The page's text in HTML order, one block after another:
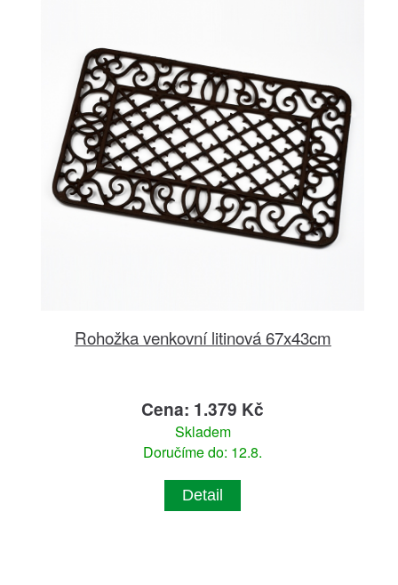
Rohožka venkovní litinová 67x43cm
Cena: 1.379 Kč
Skladem
Doručíme do: 12.8.
Detail